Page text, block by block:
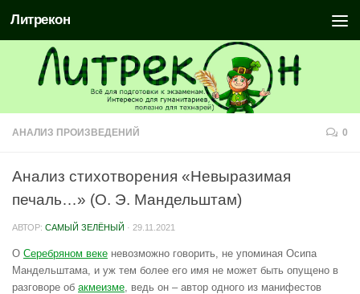
Литрекон
АНАЛИЗ ПРОИЗВЕДЕНИЙ 0
Анализ стихотворения «Невыразимая
печаль…» (О. Э. Мандельштам)
АВТОР: САМЫЙ ЗЕЛЁНЫЙ · 29.11.2021
О Серебряном веке невозможно говорить, не упоминая Осипа
Мандельштама, и уж тем более его имя не может быть опущено в
разговоре об акмеизме, ведь он – автор одного из манифестов